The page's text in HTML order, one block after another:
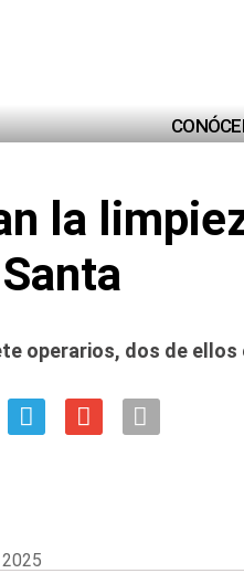
la
operarios, dos de